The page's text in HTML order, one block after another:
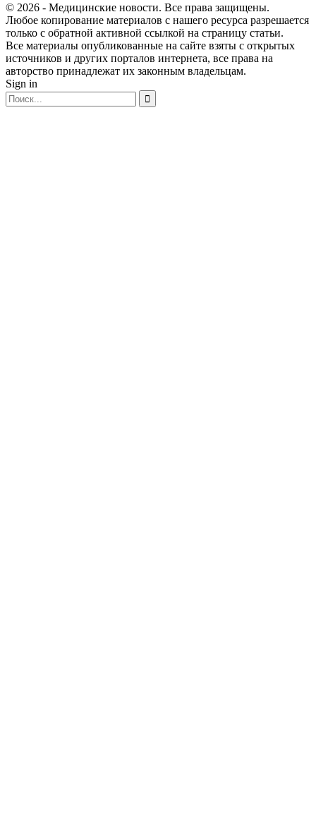
© 2026 - Медицинские новости. Все права защищены.
Любое копирование материалов с нашего ресурса разрешается
только с обратной активной ссылкой на страницу статьи.
Все материалы опубликованные на сайте взяты с открытых
источников и других порталов интернета, все права на
авторство принадлежат их законным владельцам.
Sign in